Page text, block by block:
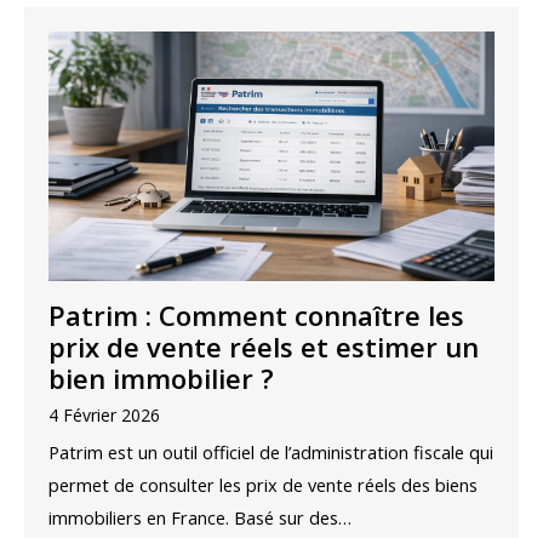
Patrim : Comment connaître les
prix de vente réels et estimer un
bien immobilier ?
4 Février 2026
Patrim est un outil officiel de l’administration fiscale qui
permet de consulter les prix de vente réels des biens
immobiliers en France. Basé sur des…